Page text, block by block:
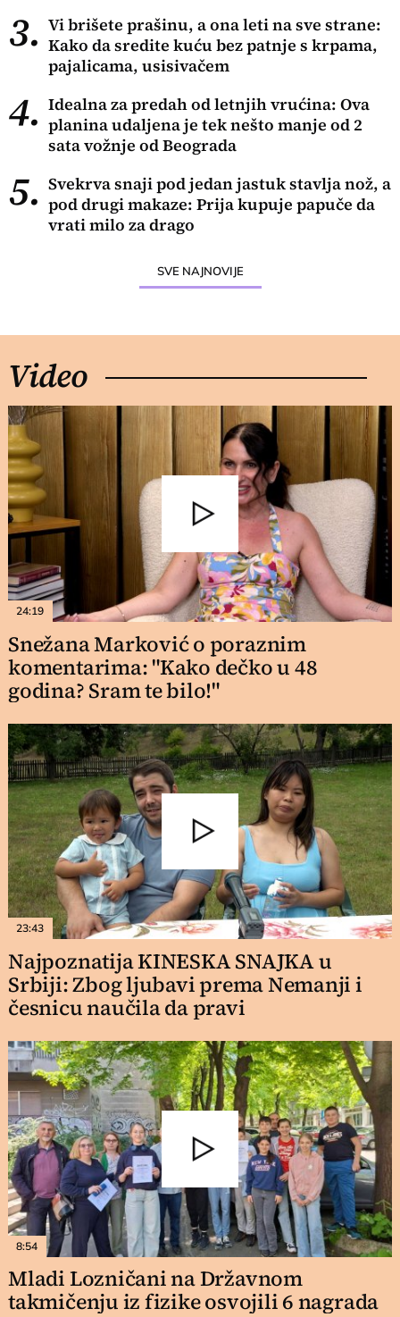
3. Vi brišete prašinu, a ona leti na sve strane:
Kako da sredite kuću bez patnje s krpama,
pajalicama, usisivačem
4. Idealna za predah od letnjih vrućina: Ova
planina udaljena je tek nešto manje od 2
sata vožnje od Beograda
5. Svekrva snaji pod jedan jastuk stavlja nož, a
pod drugi makaze: Prija kupuje papuče da
vrati milo za drago
SVE NAJNOVIJE
Video
24:19
Snežana Marković o poraznim
komentarima: "Kako dečko u 48
godina? Sram te bilo!"
23:43
Najpoznatija KINESKA SNAJKA u
Srbiji: Zbog ljubavi prema Nemanji i
česnicu naučila da pravi
8:54
Mladi Lozničani na Državnom
takmičenju iz fizike osvojili 6 nagrada